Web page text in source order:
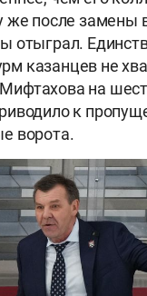
же после замены
отыграл.
казанцев не
на
к
ворота.